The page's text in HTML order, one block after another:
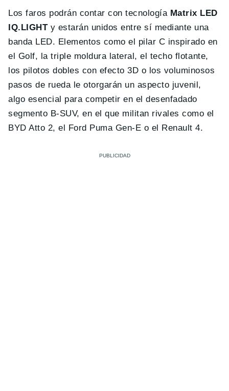
Los faros podrán contar con tecnología Matrix LED
IQ.LIGHTy estarán unidos entre sí mediante una
banda LED. Elementos como el pilar C inspirado en
el Golf, la triple moldura lateral, el techo flotante,
los pilotos dobles con efecto 3D o los voluminosos
pasos de rueda le otorgarán un aspecto juvenil,
algo esencial para competir en el desenfadado
segmento B-SUV, en el que militan rivales como el
BYD Atto 2, el Ford Puma Gen-E o el Renault 4.